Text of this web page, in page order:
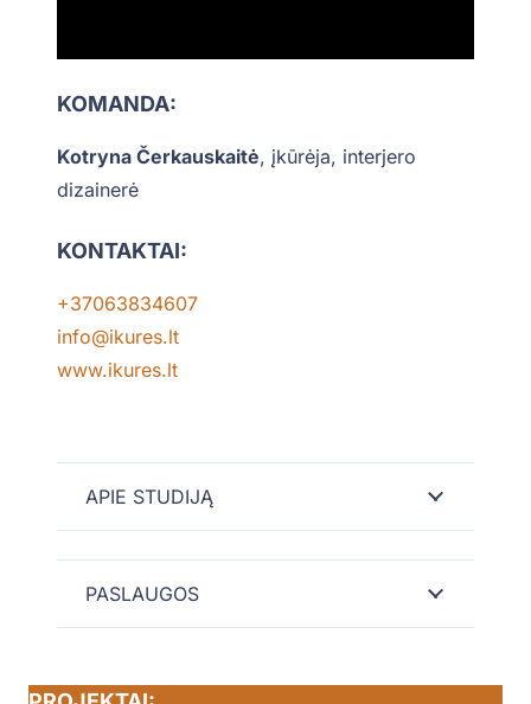
KOMANDA:
Kotryna Čerkauskaitė, įkūrėja, interjero
dizainerė
KONTAKTAI:
+37063834607
info@ikures.lt
www.ikures.lt
APIE STUDIJĄ
PASLAUGOS